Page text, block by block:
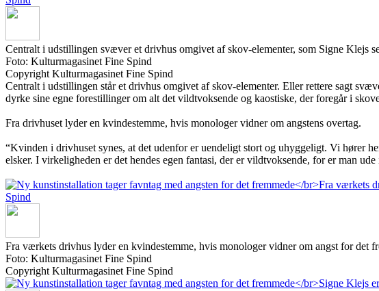
Centralt i udstillingen svæver et drivhus omgivet af skov-elementer, som Signe Klejs
Foto: Kulturmagasinet Fine Spind
Copyright Kulturmagasinet Fine Spind
Centralt i udstillingen står et drivhus omgivet af skov-elementer. Eller rettere sagt
dyrke sine egne forestillinger om alt det vildtvoksende og kaostiske, der foregår i
Fra drivhuset lyder en kvindestemme, hvis monologer vidner om angstens overtag.
“Kvinden i drivhuset synes, at det udenfor er uendeligt stort og uhyggeligt. Vi hører
elsker. I virkeligheden er det hendes egen fantasi, der er vildtvoksende, for er man
Fra værkets drivhus lyder en kvindestemme, hvis monologer vidner om angst for det
Foto: Kulturmagasinet Fine Spind
Copyright Kulturmagasinet Fine Spind